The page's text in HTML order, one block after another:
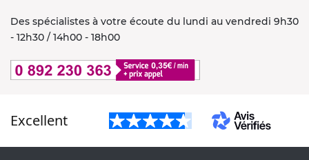
Des spécialistes à votre écoute du lundi au vendredi 9h30
- 12h30 / 14h00 - 18h00
Excellent